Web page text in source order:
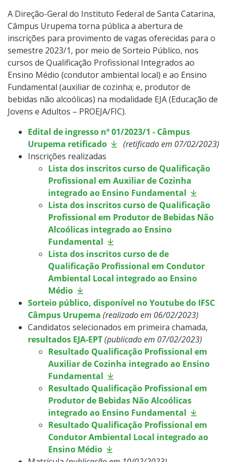
A Direção-Geral do Instituto Federal de Santa Catarina,
Câmpus Urupema torna pública a abertura de
inscrições para provimento de vagas oferecidas para o
semestre 2023/1, por meio de Sorteio Público, nos
cursos de Qualificação Profissional Integrados ao
Ensino Médio (condutor ambiental local) e ao Ensino
Fundamental (auxiliar de cozinha; e, produtor de
bebidas não alcoólicas) na modalidade EJA (Educação de
Jovens e Adultos – PROEJA/FIC).
Edital de ingresso nº 01/2023/1 - Câmpus
Urupema retificado
(retificado em 07/02/2023)
Inscrições realizadas
Lista dos inscritos curso de Qualificação
Profissional em Auxiliar de Cozinha
integrado ao Ensino Fundamental
Lista dos inscritos curso de Qualificação
Profissional em Produtor de Bebidas Não
Alcoólicas integrado ao Ensino
Fundamental
Lista dos inscritos curso de de
Qualificação Profissional em Condutor
Ambiental Local integrado ao Ensino
Médio
Sorteio público, disponível no Youtube do IFSC
Câmpus Urupema (realizado em 06/02/2023)
Candidatos selecionados em primeira chamada,
resultados EJA-EPT(publicado em 07/02/2023)
Resultado Qualificação Profissional em
Auxiliar de Cozinha integrado ao Ensino
Fundamental
Resultado Qualificação Profissional em
Produtor de Bebidas Não Alcoólicas
integrado ao Ensino Fundamental
Resultado Qualificação Profissional em
Condutor Ambiental Local integrado ao
Ensino Médio